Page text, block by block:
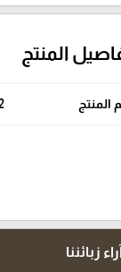
المنتج
المنتج
آراء زبائننا